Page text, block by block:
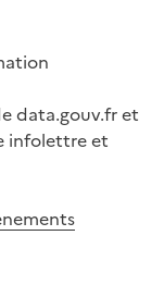
data.gouv.fr et
infolettre et